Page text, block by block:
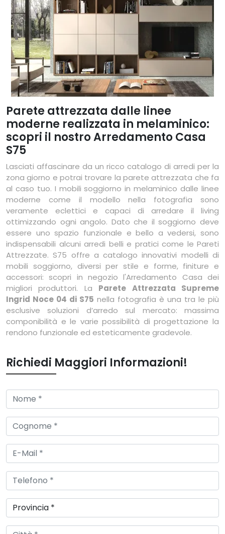
Parete attrezzata dalle linee
moderne realizzata in melaminico:
scopri il nostro Arredamento Casa
S75
Lasciati affascinare da un ricco catalogo di arredi per la
zona giorno e potrai trovare la parete attrezzata che fa
al caso tuo. I mobili soggiorno in melaminico dalle linee
moderne come il modello nella fotografia sono
veramente eclettici e capaci di arredare il living
ottimizzando ogni angolo. Dato che il soggiorno deve
essere uno spazio funzionale e bello a vedersi, sono
indispensabili alcuni arredi belli e pratici come le Pareti
Attrezzate. S75 offre a catalogo innovativi modelli di
mobili soggiorno, diversi per stile e forme, finiture e
accessori: scopri in negozio l'Arredamento Casa dei
migliori produttori. La Parete Attrezzata Supreme
Ingrid Noce 04 di S75 nella fotografia è una tra le più
esclusive soluzioni d’arredo sul mercato: massima
componibilità e le varie possibilità di progettazione la
rendono funzionale ed esteticamente gradevole.
Richiedi Maggiori Informazioni!